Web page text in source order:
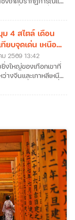
เที่ยวจูไห่และออกไป
ของเมืองดูสักครั้ง
ามละเมียดละไมของ
นค่ะ ซึ่งเราก็ได้
าสนใจ พร้อมเปิดลิ
งชายทะเลสุดโรแมน
ลนดั่งปะการังหิมะ
วผลึกแก้ว กลายเป็น
มราวกับหลุดออกมา
ตัวอยู่ สถานที่แห่งนี้
าะเล็ก ๆ ซึ่งตั้งอยู่ใน
ใกล้กับเมืองจี๋หลิน
ค่ะ หากคุณเป็นคนที่
ห์ของวัฒนธรรมท้อง
าะวูซงเพื่อสัมผัส
ย์นี้ด้วยตาตัวเองสัก
เกินบรรยายอย่าง
าเพราะเราได้
วูซง ที่ได้ชื่อว่าเป็น
ธรรมชาติที่ห้ามพลาด
ม 4 สไตล์ เดือน
ยบจุดเด่น เหนือ
ม 2569 13:42
ใหญ่ของเทือกเขาที่
งจีนและเกาหลีเหนือ
นทางไปสัมผัสความ
ด้ตลอดทั้งปี สถานที่
หิมะที่ขาวโพลนในฤดู
ามของทะเลสาบ
ภูเขาไฟที่สูงที่สุดในจีน
เปลี่ยนสีสันไปตาม
น่นอนว่าวันนี้เราจะ
านแบบครบทุกซอก
งไป๋ซานแบบละเอียด
4 ด้านของฉางไป๋ซาน
ะกิจกรรมต่าง ๆ เพื่อ
ปทัวร์ฉางไป๋ซานได้
เตรียมตัวให้พร้อม
ราที่ภูเขาศักดิ์สิทธิ์